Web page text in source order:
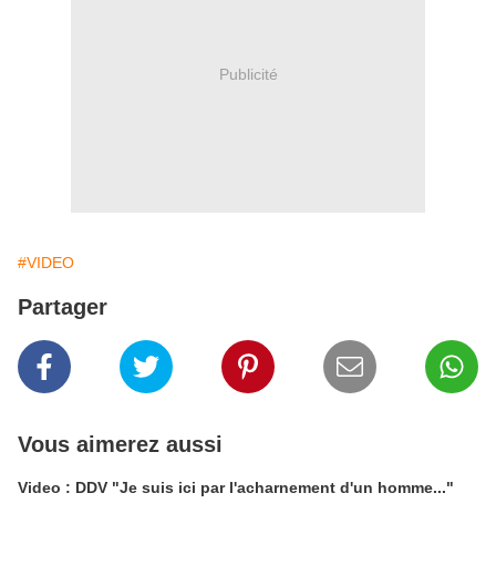
Publicité
#VIDEO
Partager
Vous aimerez aussi
Video : DDV "Je suis ici par l'acharnement d'un homme..."